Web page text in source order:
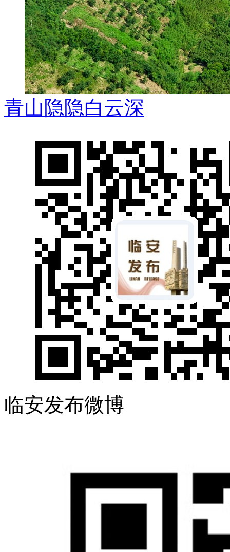
青山隐隐白云深
临安发布微博